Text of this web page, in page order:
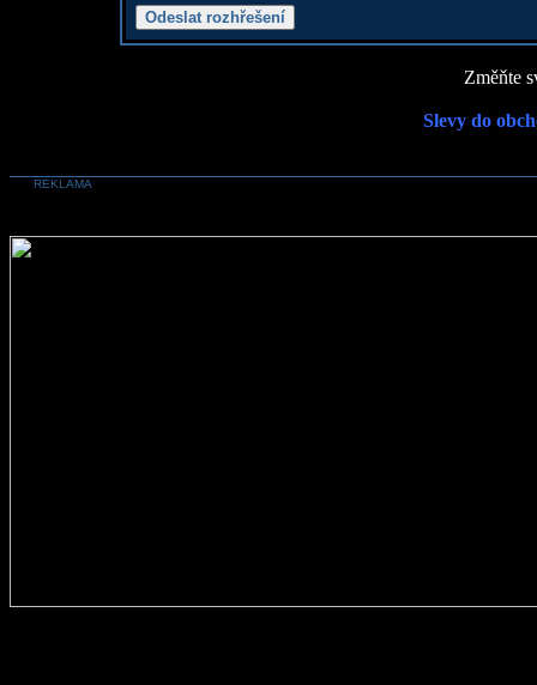
Změňte
Slevy do
REKLAMA